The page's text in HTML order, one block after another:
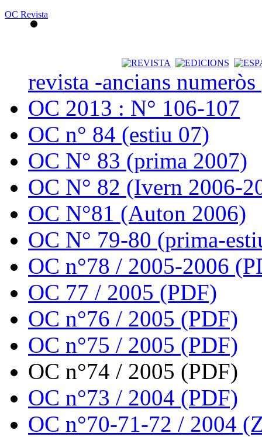
OC Revista
revista -ancians
OC 2013 : N° 106-107
OC n° 84 (estiu 07)
OC N° 83 (prima 2007)
OC N° 82 (Ivern 2006-
OC N°81 (Auton 2006)
OC N° 79-80 (prima-
OC n°78 / 2005-2006
OC 77 / 2005 (PDF)
OC n°76 / 2005 (PDF)
OC n°75 / 2005 (PDF)
OC n°74 / 2005 (PDF)
OC n°73 / 2004 (PDF)
OC n°70-71-72 / 2004